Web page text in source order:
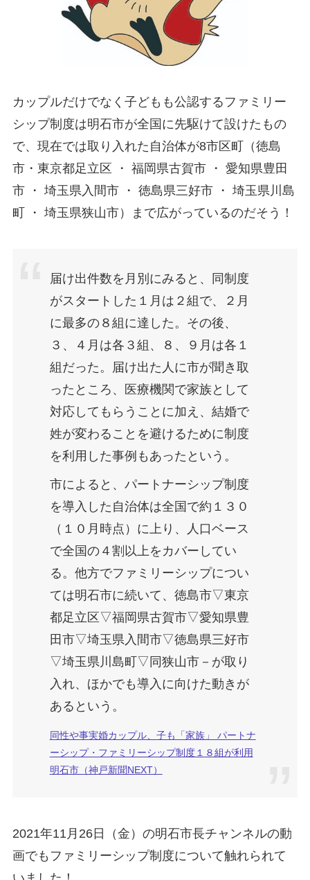
カップルだけでなく子どもも公認するファミリー
シップ制度は明石市が全国に先駆けて設けたもの
で、現在では取り入れた自治体が8市区町（徳島
市・東京都足立区 ・ 福岡県古賀市 ・ 愛知県豊田
市 ・ 埼玉県入間市 ・ 徳島県三好市 ・ 埼玉県川島
町 ・ 埼玉県狭山市）まで広がっているのだそう！
届け出件数を月別にみると、同制度
がスタートした１月は２組で、２月
に最多の８組に達した。その後、
３、４月は各３組、８、９月は各１
組だった。届け出た人に市が聞き取
ったところ、医療機関で家族として
対応してもらうことに加え、結婚で
姓が変わることを避けるために制度
を利用した事例もあったという。
市によると、パートナーシップ制度
を導入した自治体は全国で約１３０
（１０月時点）に上り、人口ベース
で全国の４割以上をカバーしてい
る。他方でファミリーシップについ
ては明石市に続いて、徳島市▽東京
都足立区▽福岡県古賀市▽愛知県豊
田市▽埼玉県入間市▽徳島県三好市
▽埼玉県川島町▽同狭山市－が取り
入れ、ほかでも導入に向けた動きが
あるという。
同性や事実婚カップル、子も「家族」 パートナ
ーシップ・ファミリーシップ制度１８組が利用
明石市（神戸新聞NEXT）
2021年11月26日（金）の明石市長チャンネルの動
画でもファミリーシップ制度について触れられて